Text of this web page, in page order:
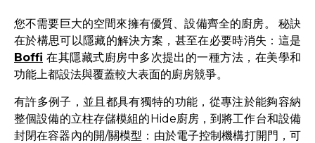
您不需要巨大的空間來擁有優質、設備齊全的廚房。 秘訣
在於構思可以隱藏的解決方案，甚至在必要時消失：這是
Boffi 在其隱藏式廚房中多次提出的一種方法，在美學和
功能上都設法與覆蓋較大表面的廚房競爭。
有許多例子，並且都具有獨特的功能，從專注於能夠容納
整個設備的立柱存儲模組的Hide廚房，到將工作台和設備
封閉在容器內的開/關模型：由於電子控制機構打開門，可